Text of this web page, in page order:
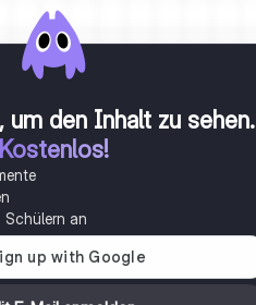
um den Inhalt zu sehen.
Kostenlos!
Schülern an